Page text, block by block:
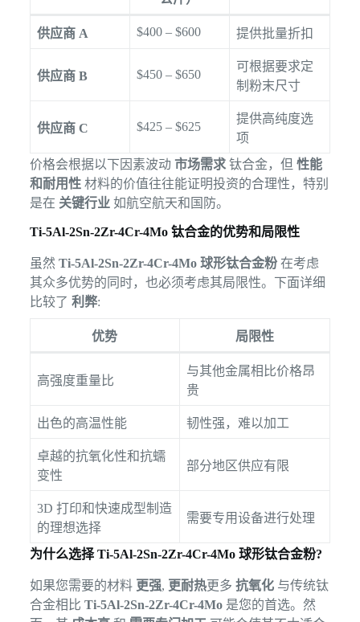
供应商 A $400 – $600 提供批量折扣
供应商 B $450 – $650
可根据要求定
制粉末尺寸
供应商 C $425 – $625
提供高纯度选
项
价格会根据以下因素波动 市场需求钛合金，但 性能
和耐用性材料的价值往往能证明投资的合理性，特别
是在 关键行业如航空航天和国防。
Ti-5Al-2Sn-2Zr-4Cr-4Mo 钛合金的优势和局限性
虽然 Ti-5Al-2Sn-2Zr-4Cr-4Mo 球形钛合金粉在考虑
其众多优势的同时，也必须考虑其局限性。下面详细
比较了 利弊:
优势 局限性
高强度重量比
与其他金属相比价格昂
贵
出色的高温性能 韧性强，难以加工
卓越的抗氧化性和抗蠕
变性
部分地区供应有限
3D 打印和快速成型制造
的理想选择
需要专用设备进行处理
为什么选择Ti-5Al-2Sn-2Zr-4Cr-4Mo 球形钛合金粉?
如果您需要的材料 更强, 更耐热更多 抗氧化与传统钛
合金相比 Ti-5Al-2Sn-2Zr-4Cr-4Mo是您的首选。然